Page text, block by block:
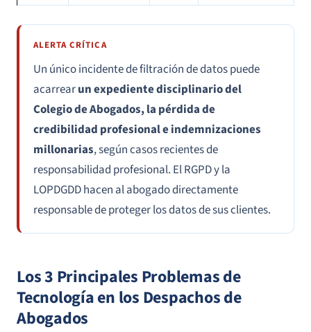
ALERTA CRÍTICA
Un único incidente de filtración de datos puede
acarrearun expediente disciplinario del
Colegio de Abogados, la pérdida de
credibilidad profesional e indemnizaciones
millonarias, según casos recientes de
responsabilidad profesional. El RGPD y la
LOPDGDD hacen al abogado directamente
responsable de proteger los datos de sus clientes.
Los 3 Principales Problemas de
Tecnología en los Despachos de
Abogados